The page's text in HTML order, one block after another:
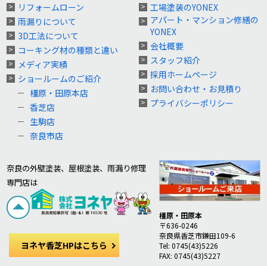
リフォームローン
雨漏りについて
3D工法について
コーキング材の種類と違い
メディア実績
ショールームのご紹介
橿原・田原本店
香芝店
生駒店
奈良市店
工場塗装のYONEX
アパート・マンション修繕の
YONEX
会社概要
スタッフ紹介
採用ホームページ
お問い合わせ・お見積り
プライバシーポリシー
奈良の外壁塗装、屋根塗装、雨漏り修理
専門店は
ヨネヤ香芝HPはこちら
橿原・田原本
〒636-0246
奈良県香芝市鎌田109-6
Tel: 0745(43)5226
FAX: 0745(43)5227